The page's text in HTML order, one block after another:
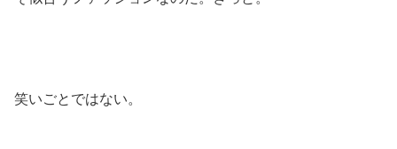
笑いごとではない。